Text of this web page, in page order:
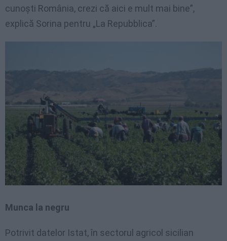
cunoşti România, crezi că aici e mult mai bine”,
explică Sorina pentru „La Repubblica”.
Munca la negru
Potrivit datelor Istat, în sectorul agricol sicilian